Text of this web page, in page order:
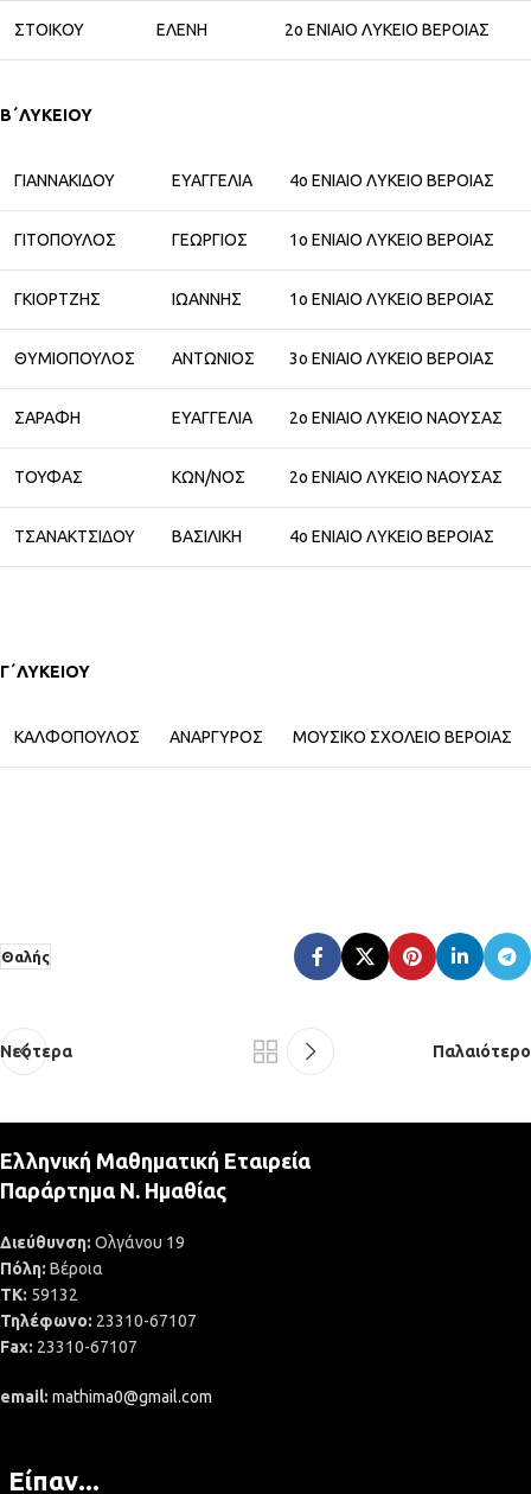
ΣΤΟΙΚΟΥ ΕΛΕΝΗ 2ο ΕΝΙΑΙΟ ΛΥΚΕΙΟ ΒΕΡΟΙΑΣ
Β΄ΛΥΚΕΙΟΥ
ΓΙΑΝΝΑΚΙΔΟΥ ΕΥΑΓΓΕΛΙΑ 4ο ΕΝΙΑΙΟ ΛΥΚΕΙΟ ΒΕΡΟΙΑΣ
ΓΙΤΟΠΟΥΛΟΣ ΓΕΩΡΓΙΟΣ 1ο ΕΝΙΑΙΟ ΛΥΚΕΙΟ ΒΕΡΟΙΑΣ
ΓΚΙΟΡΤΖΗΣ ΙΩΑΝΝΗΣ 1ο ΕΝΙΑΙΟ ΛΥΚΕΙΟ ΒΕΡΟΙΑΣ
ΘΥΜΙΟΠΟΥΛΟΣ ΑΝΤΩΝΙΟΣ 3ο ΕΝΙΑΙΟ ΛΥΚΕΙΟ ΒΕΡΟΙΑΣ
ΣΑΡΑΦΗ ΕΥΑΓΓΕΛΙΑ 2ο ΕΝΙΑΙΟ ΛΥΚΕΙΟ ΝΑΟΥΣΑΣ
ΤΟΥΦΑΣ ΚΩΝ/ΝΟΣ 2ο ΕΝΙΑΙΟ ΛΥΚΕΙΟ ΝΑΟΥΣΑΣ
ΤΣΑΝΑΚΤΣΙΔΟΥ ΒΑΣΙΛΙΚΗ 4ο ΕΝΙΑΙΟ ΛΥΚΕΙΟ ΒΕΡΟΙΑΣ
Γ΄ΛΥΚΕΙΟΥ
ΚΑΛΦΟΠΟΥΛΟΣ ΑΝΑΡΓΥΡΟΣ ΜΟΥΣΙΚΟ ΣΧΟΛΕΙΟ ΒΕΡΟΙΑΣ
Θαλής
Νεότερα Παλαιότερο
Ελληνική Μαθηματική Εταιρεία
Παράρτημα Ν. Ημαθίας
Διεύθυνση: Ολγάνου 19
Πόλη: Βέροια
ΤΚ: 59132
Τηλέφωνο: 23310-67107
Fax: 23310-67107
email: mathima0@gmail.com
Είπαν...